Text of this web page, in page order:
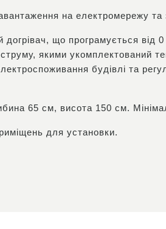
на електромережу
догрівач, що програмується від
якими укомплектований
будівлі та
65 см, висота 150 см.
для установки.